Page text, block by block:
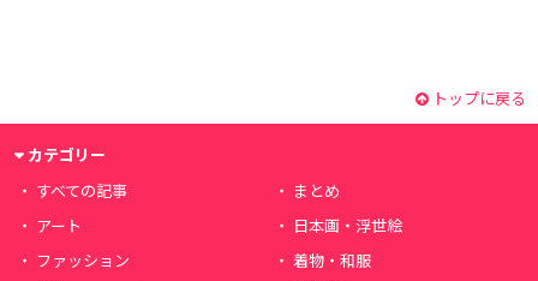
トップに戻る
カテゴリー
すべての記事
まとめ
アート
日本画・浮世絵
ファッション
着物・和服